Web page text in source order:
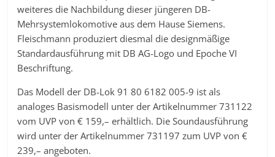
weiteres die Nachbildung dieser jüngeren DB-
Mehrsystemlokomotive aus dem Hause Siemens.
Fleischmann produziert diesmal die designmäßige
Standardausführung mit DB AG-Logo und Epoche VI
Beschriftung.
Das Modell der DB-Lok 91 80 6182 005-9 ist als
analoges Basismodell unter der Artikelnummer 731122
vom UVP von € 159,– erhältlich. Die Soundausführung
wird unter der Artikelnummer 731197 zum UVP von €
239,– angeboten.